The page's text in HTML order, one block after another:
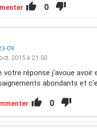
0
09
2015 à 21:50
votre réponse j'avoue avoir
abondants et
0